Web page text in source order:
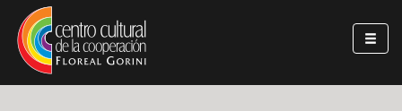
Pasar al contenido principal
Jump to main content